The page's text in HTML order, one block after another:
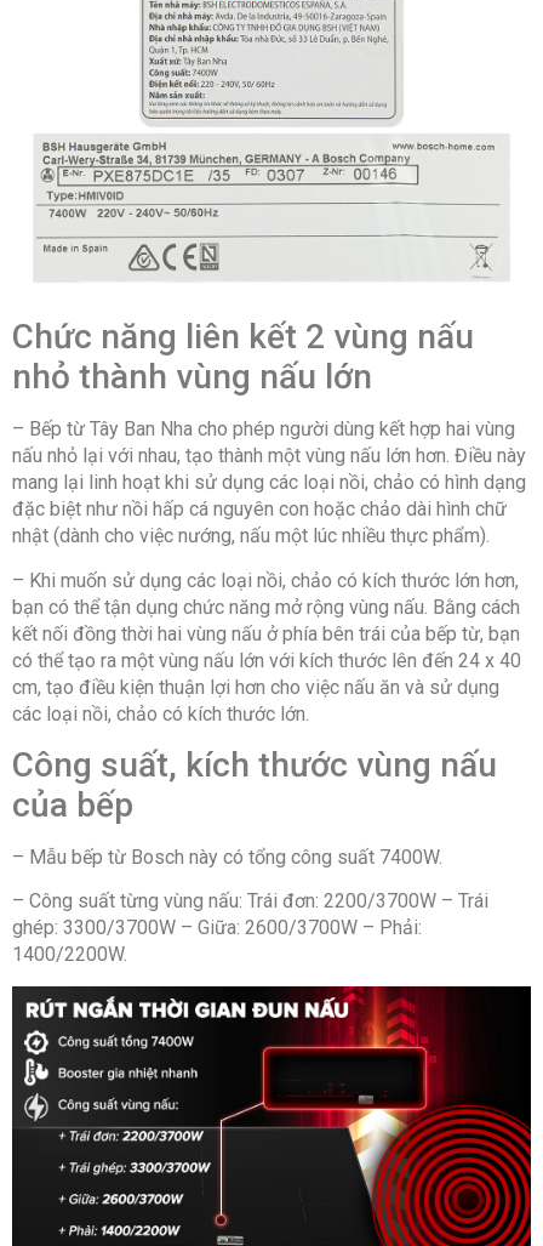
Tính năng an toàn:
Tự nhận diện kích cỡ đáy nồi
Cảnh báo nhiệt dư
Khóa bảng điều khiển
Tự tắt khi không sử dụng
Thông tin lắp đặt
Chiều dài dây điện:
52.7 cm – Cao 5.7 cm – Nặng 13.5 kg
Kích thước lỗ đá:
Ngang 75 – 78 cm – Dọc 49 –
50 cm
Hãng:Bosch.
Chức năng liên kết 2 vùng nấu
nhỏ thành vùng nấu lớn
– Bếp từ Tây Ban Nha cho phép người dùng kết hợp hai vùng
nấu nhỏ lại với nhau, tạo thành một vùng nấu lớn hơn. Điều này
mang lại linh hoạt khi sử dụng các loại nồi, chảo có hình dạng
đặc biệt như nồi hấp cá nguyên con hoặc chảo dài hình chữ
nhật (dành cho việc nướng, nấu một lúc nhiều thực phẩm).
– Khi muốn sử dụng các loại nồi, chảo có kích thước lớn hơn,
bạn có thể tận dụng chức năng mở rộng vùng nấu. Bằng cách
kết nối đồng thời hai vùng nấu ở phía bên trái của bếp từ, bạn
có thể tạo ra một vùng nấu lớn với kích thước lên đến 24 x 40
cm, tạo điều kiện thuận lợi hơn cho việc nấu ăn và sử dụng
các loại nồi, chảo có kích thước lớn.
Công suất, kích thước vùng nấu
của bếp
– Mẫu bếp từ Bosch này có tổng công suất 7400W.
– Công suất từng vùng nấu: Trái đơn: 2200/3700W – Trái
ghép: 3300/3700W – Giữa: 2600/3700W – Phải:
1400/2200W.